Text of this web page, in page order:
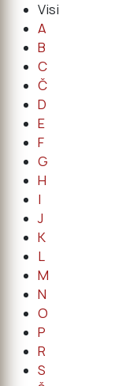
Visi
A
B
C
Č
D
E
F
G
H
I
J
K
L
M
N
O
P
R
S